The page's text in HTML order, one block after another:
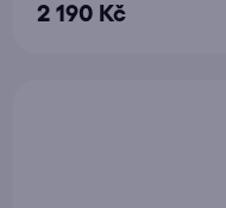
2 190 Kč